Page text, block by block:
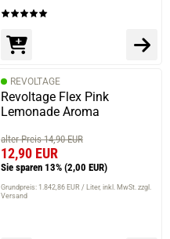
REVOLTAGE
Revoltage Flex Pink
Lemonade Aroma
alter Preis 14,90 EUR
12,90 EUR
Sie sparen 13% (2,00 EUR)
Grundpreis: 1.842,86 EUR / Liter inkl. MwSt. zzgl.
Versand